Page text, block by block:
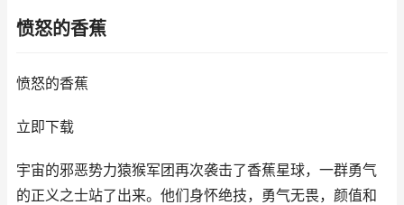
愤怒的香蕉
愤怒的香蕉
立即下载
宇宙的邪恶势力猿猴军团再次袭击了香蕉星球，一群勇气
的正义之士站了出来。他们身怀绝技，勇气无畏，颜值和